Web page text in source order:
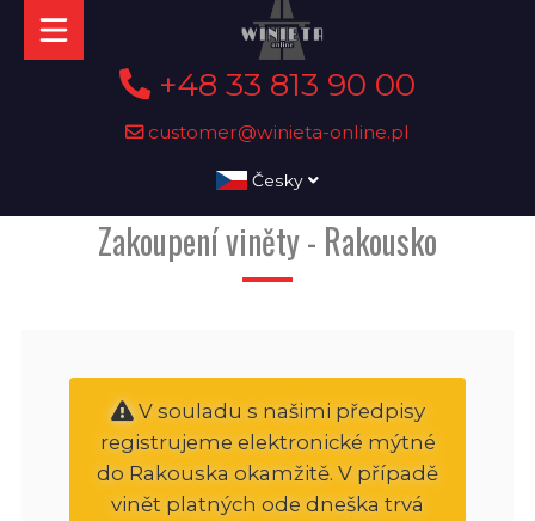
+48 33 813 90 00
customer@winieta-online.pl
Česky
Zakoupení viněty - Rakousko
V souladu s našimi předpisy
registrujeme elektronické mýtné
do Rakouska okamžitě. V případě
vinět platných ode dneška trvá